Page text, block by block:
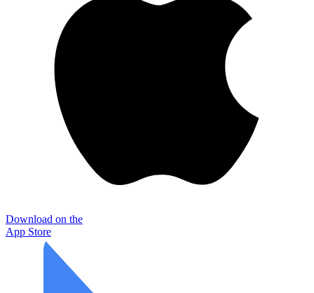
Download on the
App Store